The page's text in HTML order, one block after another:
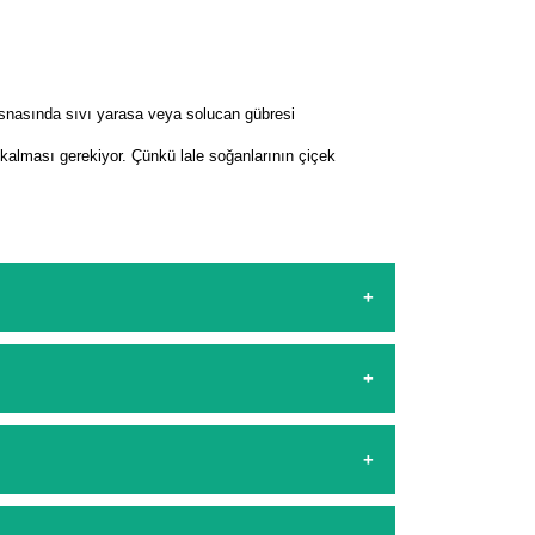
sıvı yarasa veya solucan gübresi
gerekiyor. Çünkü lale soğanlarının çiçek
kredi kartı ile yapabilirsiniz. Kapıda